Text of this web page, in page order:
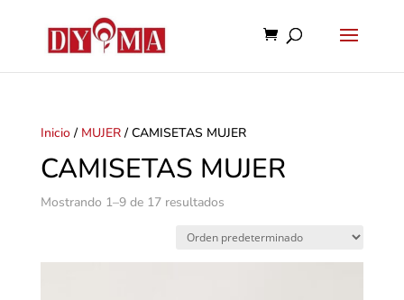
Inicio/ MUJER/ CAMISETAS MUJER
CAMISETAS MUJER
Mostrando 1–9 de 17 resultados